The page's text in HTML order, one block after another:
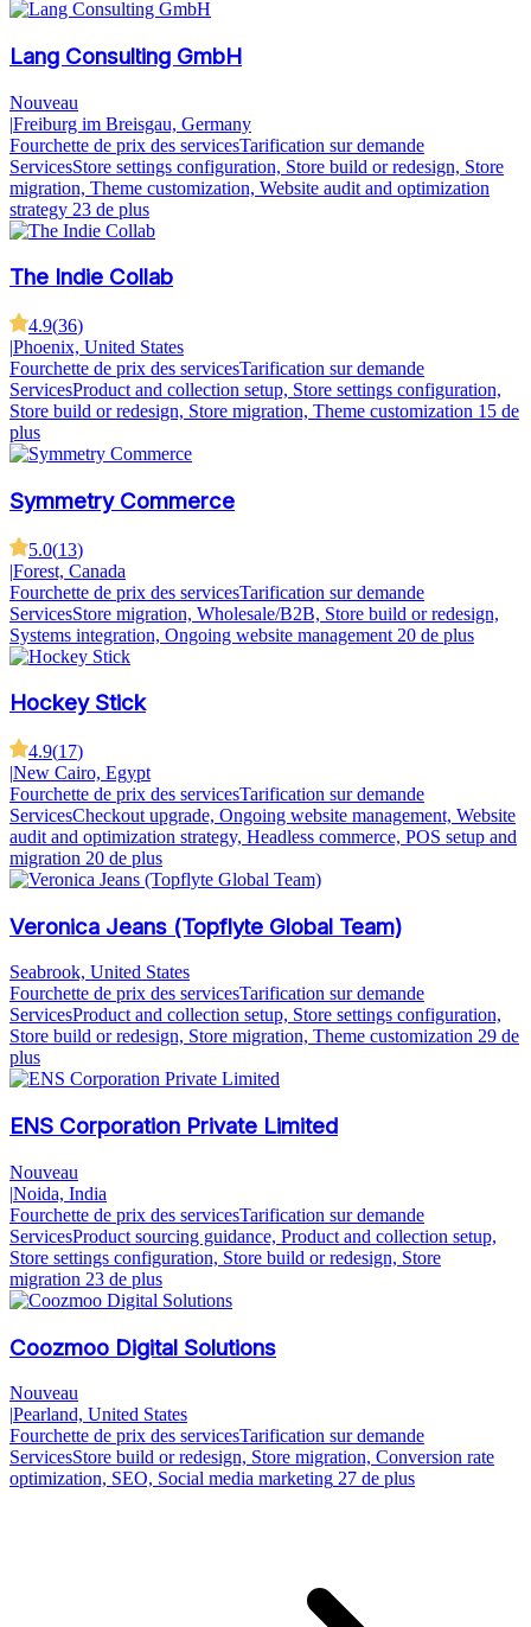
Lang Consulting GmbH
Nouveau
|Freiburg im Breisgau, Germany
Fourchette de prix des servicesTarification sur demande
ServicesStore settings configuration, Store build or redesign, Store
migration, Theme customization, Website audit and optimization
strategy 23 de plus
The Indie Collab
4.9(36)
|Phoenix, United States
Fourchette de prix des servicesTarification sur demande
ServicesProduct and collection setup, Store settings configuration,
Store build or redesign, Store migration, Theme customization 15 de
plus
Symmetry Commerce
5.0(13)
|Forest, Canada
Fourchette de prix des servicesTarification sur demande
ServicesStore migration, Wholesale/B2B, Store build or redesign,
Systems integration, Ongoing website management 20 de plus
Hockey Stick
4.9(17)
|New Cairo, Egypt
Fourchette de prix des servicesTarification sur demande
ServicesCheckout upgrade, Ongoing website management, Website
audit and optimization strategy, Headless commerce, POS setup and
migration 20 de plus
Veronica Jeans (Topflyte Global Team)
Seabrook, United States
Fourchette de prix des servicesTarification sur demande
ServicesProduct and collection setup, Store settings configuration,
Store build or redesign, Store migration, Theme customization 29 de
plus
ENS Corporation Private Limited
Nouveau
|Noida, India
Fourchette de prix des servicesTarification sur demande
ServicesProduct sourcing guidance, Product and collection setup,
Store settings configuration, Store build or redesign, Store
migration 23 de plus
Coozmoo Digital Solutions
Nouveau
|Pearland, United States
Fourchette de prix des servicesTarification sur demande
ServicesStore build or redesign, Store migration, Conversion rate
optimization, SEO, Social media marketing 27 de plus